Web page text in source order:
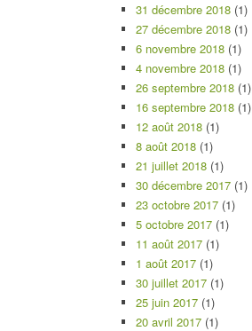
31 décembre 2018 (1)
27 décembre 2018 (1)
6 novembre 2018 (1)
4 novembre 2018 (1)
26 septembre 2018 (1)
16 septembre 2018 (1)
12 août 2018 (1)
8 août 2018 (1)
21 juillet 2018 (1)
30 décembre 2017 (1)
23 octobre 2017 (1)
5 octobre 2017 (1)
11 août 2017 (1)
1 août 2017 (1)
30 juillet 2017 (1)
25 juin 2017 (1)
20 avril 2017 (1)